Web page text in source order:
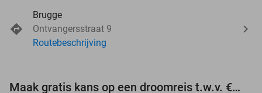
Brugge
Ontvangersstraat 9
Routebeschrijving
Maak gratis kans op een droomreis t.w.v. €3.000!